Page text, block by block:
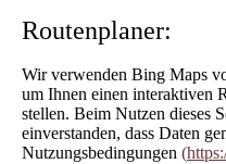
Routenplaner:
Wir verwenden Bing Maps
um Ihnen einen interaktiven
stellen. Beim Nutzen dieses
einverstanden, dass Daten
Nutzungsbedingungen (